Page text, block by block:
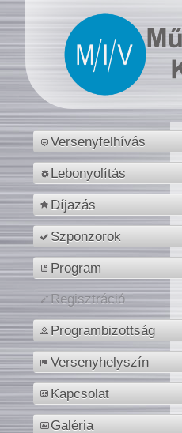
Versenyfelhívás
Lebonyolítás
Díjazás
Szponzorok
Program
Regisztráció
Programbizottság
Versenyhelyszín
Kapcsolat
Galéria